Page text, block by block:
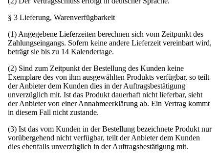
§ 3 Lieferung, Warenverfügbarkeit
(1) Angegebene Lieferzeiten berechnen sich vom Zeitpunkt des
Zahlungseingangs. Sofern keine andere Lieferzeit vereinbart wird,
beträgt sie bis zu 14 Kalendertage.
(2) Sind zum Zeitpunkt der Bestellung des Kunden keine
Exemplare des von ihm ausgewählten Produkts verfügbar, so teilt
der Anbieter dem Kunden dies in der Auftragsbestätigung
unverzüglich mit. Ist das Produkt dauerhaft nicht lieferbar, sieht
der Anbieter von einer Annahmeerklärung ab. Ein Vertrag kommt
in diesem Fall nicht zustande.
(3) Ist das vom Kunden in der Bestellung bezeichnete Produkt nur
vorübergehend nicht verfügbar, teilt der Anbieter dem Kunden
dies ebenfalls unverzüglich in der Auftragsbestätigung mit.